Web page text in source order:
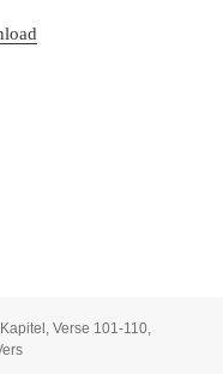
Verse 101-110,